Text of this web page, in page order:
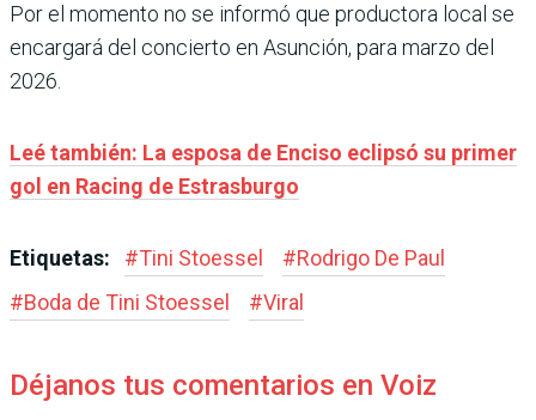
Por el momento no se informó que productora local se
encargará del concierto en Asunción, para marzo del
2026.
Leé también: La esposa de Enciso eclipsó su primer
gol en Racing de Estrasburgo
Etiquetas: #Tini Stoessel #Rodrigo De Paul
#Boda de Tini Stoessel #Viral
Déjanos tus comentarios en Voiz